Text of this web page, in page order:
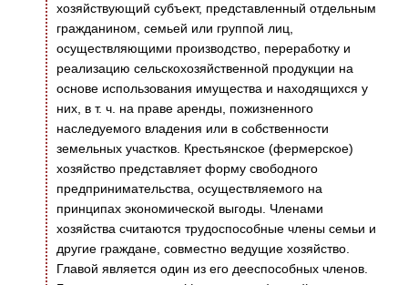
хозяйствующий субъект, представленный отдельным
гражданином, семьей или группой лиц,
осуществляющими производство, переработку и
реализацию сельскохозяйственной продукции на
основе использования имущества и находящихся у
них, в т. ч. на праве аренды, пожизненного
наследуемого владения или в собственности
земельных участков. Крестьянское (фермерское)
хозяйство представляет форму свободного
предпринимательства, осуществляемого на
принципах экономической выгоды. Членами
хозяйства считаются трудоспособные члены семьи и
другие граждане, совместно ведущие хозяйство.
Главой является один из его дееспособных членов.